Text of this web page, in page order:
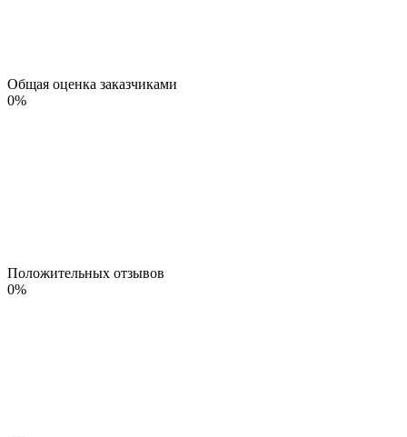
Общая оценка заказчиками
0%
Положительных отзывов
0%